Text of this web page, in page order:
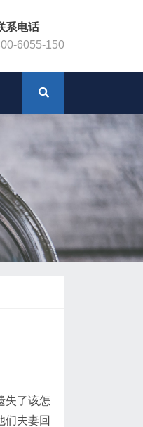
系电话
6055-150
失了该怎
们夫妻回